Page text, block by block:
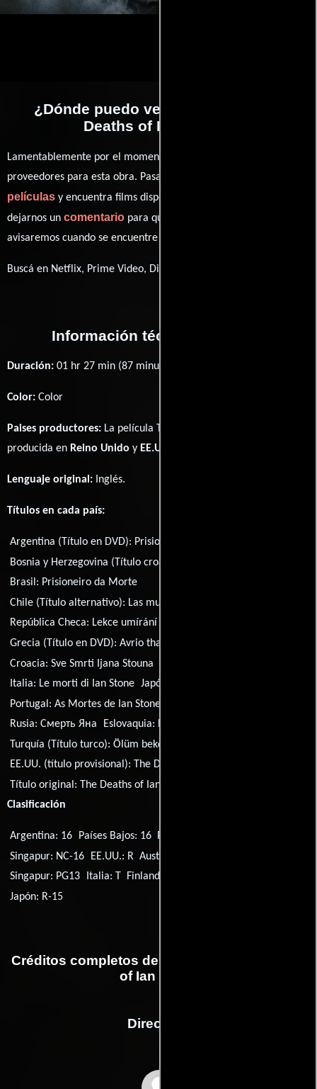
¿Dónde puedo ver la películas The
Deaths of Ian Stone?
Lamentablemente por el momento no contamos con enlaces a
proveedores para esta obra. Pasa por nuestro catálogo de
películas y encuentra films disponibles. También puedes
dejarnos un comentario para que le demos prioridad y te
avisaremos cuando se encuentre disponible
Buscá en Netflix, Prime Video, Disney+
Información técnica y general
Duración: 01 hr 27 min (87 minutos) .
Color: Color
Paises productores: La película The Deaths of Ian Stone fué
producida en Reino Unido y EE.UU.
Lenguaje original: Inglés.
Títulos en cada país:
Argentina (Título en DVD): Prisionero de la muerte
Bosnia y Herzegovina (Título croata):
Brasil: Prisioneiro da Morte
Chile (Título alternativo): Las muertes de Ian Stone
República Checa: Lekce umírání
Grecia (Título en DVD):Avrio tha... xanapethaneis
Croacia:Sve Smrti Ijana Stouna
Italia: Le morti di Ian Stone Japón:
Portugal:As Mortes de Ian Stone
Rusia:Смерть Яна Eslovaquia:
Turquía (Título turco):Ölüm bekçisi
EE.UU. (título provisional): The Deaths of Ian
Título original: The Deaths of Ian Stone
Clasificación
Argentina: 16 Países Bajos: 16 Portugal: M/16
Singapur: NC-16
EE.UU.: R Australia: MA15+
Singapur: PG13
Italia: T Finlandia: K-15
Japón: R-15
Créditos completos de la película The Deaths
of Ian Stone
Dirección